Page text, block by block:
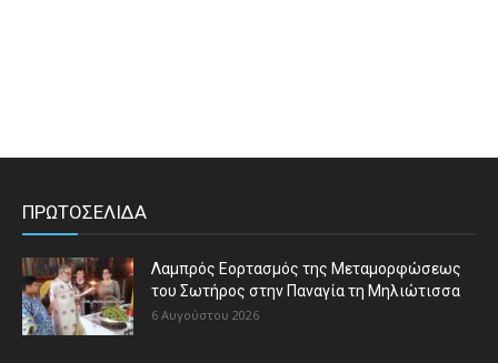
ΠΡΩΤΟΣΕΛΙΔΑ
Λαμπρός Εορτασμός της Μεταμορφώσεως
του Σωτήρος στην Παναγία τη Μηλιώτισσα
6 Αυγούστου 2026